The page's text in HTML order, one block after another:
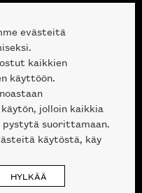
evästeitä
kaikkien
käyttöön.
jolloin kaikkia
pystytä suorittamaan.
käytöstä, käy
HYLKÄÄ